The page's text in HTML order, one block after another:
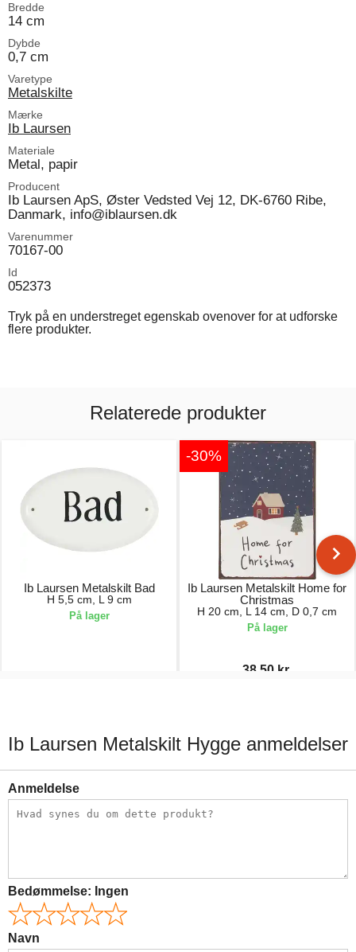
Bredde
14 cm
Dybde
0,7 cm
Varetype
Metalskilte
Mærke
Ib Laursen
Materiale
Metal, papir
Producent
Ib Laursen ApS, Øster Vedsted Vej 12, DK-6760 Ribe,
Danmark, info@iblaursen.dk
Varenummer
70167-00
Id
052373
Tryk på en understreget egenskab ovenover for at udforske
flere produkter.
Relaterede produkter
Ib Laursen Metalskilt Bad
H 5,5 cm, L 9 cm
På lager
-30%
Ib Laursen Metalskilt Home for
Christmas
H 20 cm, L 14 cm, D 0,7 cm
På lager
38,50 kr.
Ib Laursen Metalskilt Hygge anmeldelser
Anmeldelse
Bedømmelse: Ingen
Navn